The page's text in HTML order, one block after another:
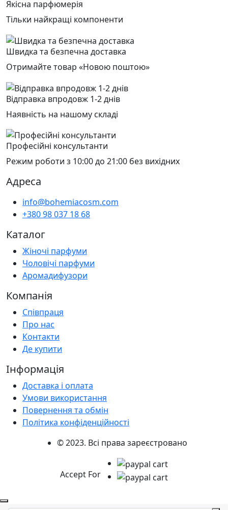
Якісна парфюмерія
Тільки найкращі компоненти
Швидка та безпечна доставка
Отримайте товар «Новою поштою»
Відправка впродовж 1-2 днів
Наявність на нашому складі
Професійні консультанти
Режим роботи з 10:00 до 21:00 без вихідних
Адреса
info@bohemiacosm.com
+380 98 037 18 68
Каталог
Жіночі парфуми
Чоловічі парфуми
Аромадифузори
Компанія
Співпраця
Про нас
Контакти
Де купити
Інформація
Доставка і оплата
Умови використання
Повернення та обмін
Політика конфіденційності
© 2023. Всі права зареєстровано
Accept For